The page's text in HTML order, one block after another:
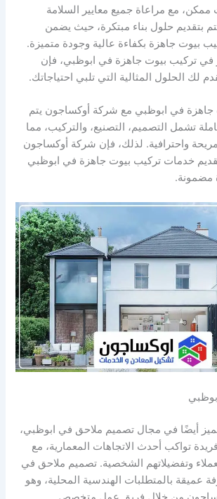
مع مراعاة جميع معايير السلامة
بتقديم حلول بناء مبتكرة، حيث يضمن
بيوت جاهزة بكفاءة عالية وجودة متميزة.
في تركيب بيوت جاهزة في ابوظبي، فإن
لك الحلول المثالية التي تلبي احتياجاتك.
جاهزة في ابوظبي مع شركة أوكساجون يتم
تشمل التصميم، التصنيع، والتركيب، مما
مريحة واحترافية. لذلك، فإن شركة أوكساجون
خدمات تركيب بيوت جاهزة في ابوظبي
مضمونة.
أيضًا في مجال تصميم ملاحق في ابوظبي،
تواكب أحدث الاتجاهات المعمارية، مع
وتفضيلاتهم الشخصية. تصميم ملاحق في
عميقة بالمتطلبات الهندسية المحلية، وهو